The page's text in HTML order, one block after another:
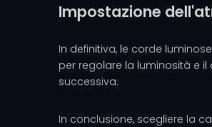
Impostazione
In definitiva, le corde
per regolare la luminosità e
successiva.
In conclusione, scegliere la